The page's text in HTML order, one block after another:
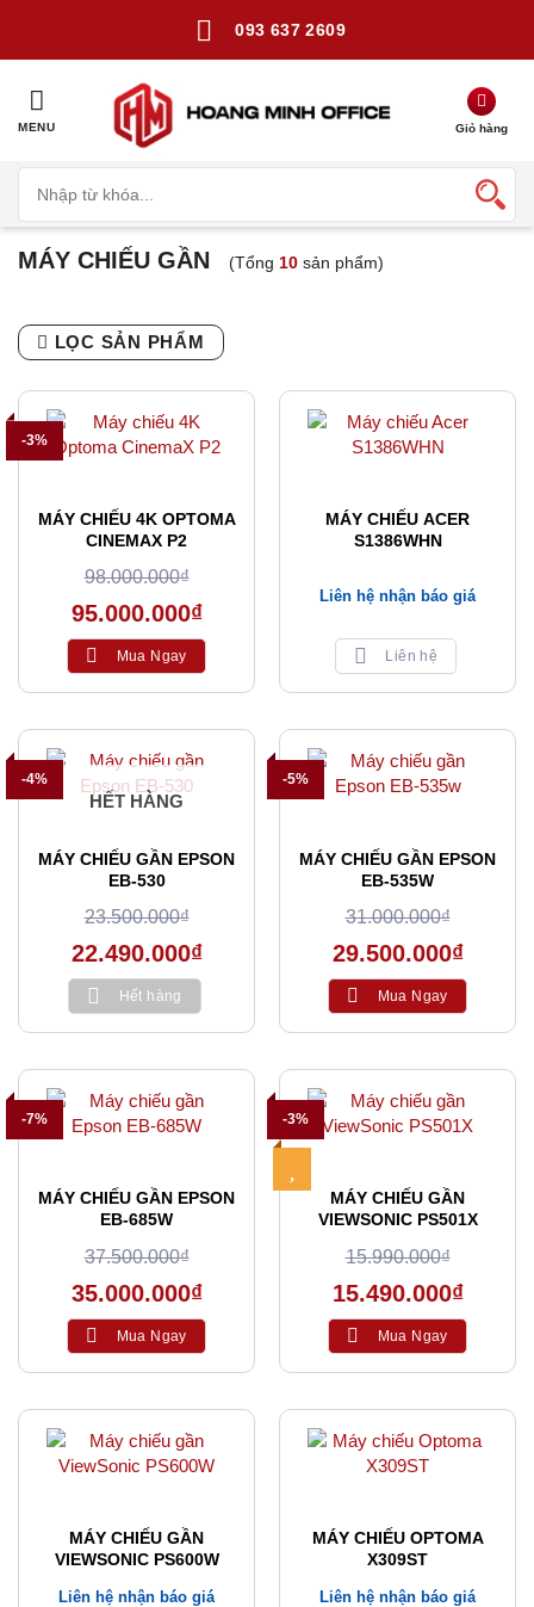
nội
dung
093 637 2609
MENU
MÁY CHIẾU GẦN (Tổng 10 sản phẩm)
LỌC SẢN PHẨM
-3%
MÁY CHIẾU 4K OPTOMA
CINEMAX P2
98.000.000₫
95.000.000₫
Mua Ngay
MÁY CHIẾU ACER
S1386WHN
Liên hệ nhận báo giá
Liên hệ
-4%
HẾT HÀNG
MÁY CHIẾU GẦN EPSON
EB-530
23.500.000₫
22.490.000₫
Hết hàng
-5%
MÁY CHIẾU GẦN EPSON
EB-535W
31.000.000₫
29.500.000₫
Mua Ngay
-7%
MÁY CHIẾU GẦN EPSON
EB-685W
37.500.000₫
35.000.000₫
Mua Ngay
-3%
MÁY CHIẾU GẦN
VIEWSONIC PS501X
15.990.000₫
15.490.000₫
Mua Ngay
MÁY CHIẾU GẦN
VIEWSONIC PS600W
Liên hệ nhận báo giá
MÁY CHIẾU OPTOMA
X309ST
Liên hệ nhận báo giá